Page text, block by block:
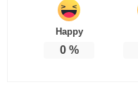
Happy
0%